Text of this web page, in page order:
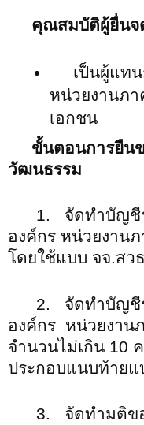
คุณสมบัติผู้ยื่นจ
เป็นผู้แทน
หน่วยงานภ
เอกชน
ขั้นตอนการยืน
วัฒนธรรม
1. จัดทำบัญชีร
องค์กร หน่วยงาน
โดยใช้แบบ จจ.สว
2. จัดทำบัญชีร
องค์กร หน่วยงาน
จำนวนไม่เกิน 10
ประกอบแนบท้ายแ
3. จัดทำมติขอ